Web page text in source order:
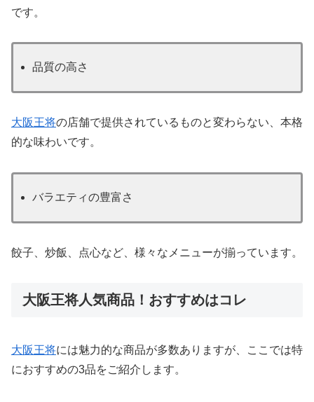
です。
品質の高さ
大阪王将の店舗で提供されているものと変わらない、本格
的な味わいです。
バラエティの豊富さ
餃子、炒飯、点心など、様々なメニューが揃っています。
大阪王将人気商品！おすすめはコレ
大阪王将には魅力的な商品が多数ありますが、ここでは特
におすすめの3品をご紹介します。